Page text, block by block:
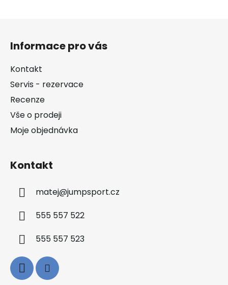
Informace pro vás
Kontakt
Servis - rezervace
Recenze
Vše o prodeji
Moje objednávka
Kontakt
matej@jumpsport.cz
555 557 522
555 557 523